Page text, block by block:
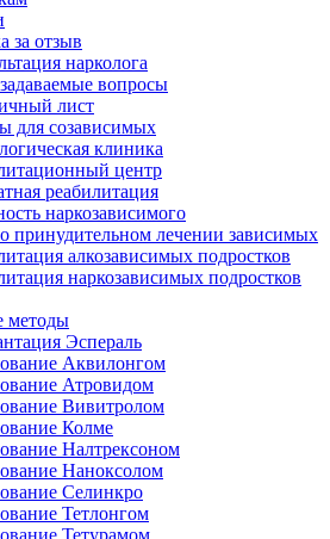
за отзыв
нарколога
вопросы
лист
для созависимых
клиника
центр
реабилитация
наркозависимого
принудительном лечении зависимых
алкозависимых подростков
наркозависимых подростков
методы
Эспераль
Аквилонгом
Атровидом
Вивитролом
Колме
Налтрексоном
Наноксолом
Селинкро
Тетлонгом
Тетурамом